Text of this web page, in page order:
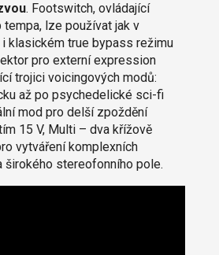
. Footswitch, ovládající
lze používat jak v
klasickém true bypass režimu
pro externí expression
trojici voicingových modů:
až po psychedelické sci-fi
mod pro delší zpoždění
15 V, Multi – dva křížově
vytváření komplexních
širokého stereofonního pole.